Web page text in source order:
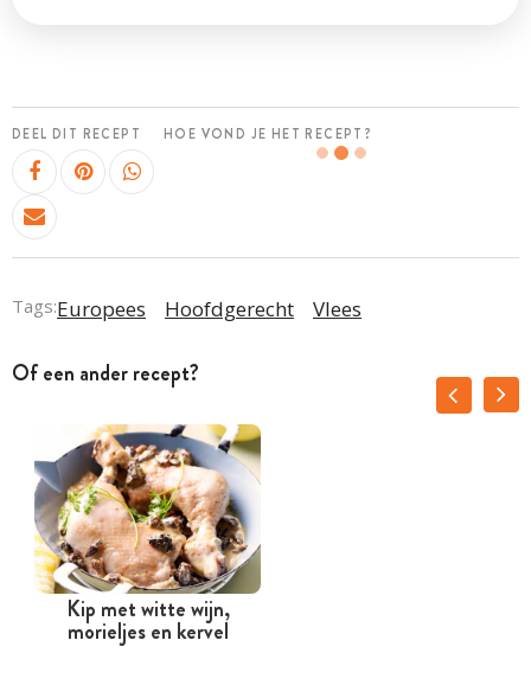
DEEL DIT RECEPT HOE VOND JE HET RECEPT?
Tags:Europees Hoofdgerecht Vlees
Of een ander recept?
Kip met witte wijn,
morieljes en kervel